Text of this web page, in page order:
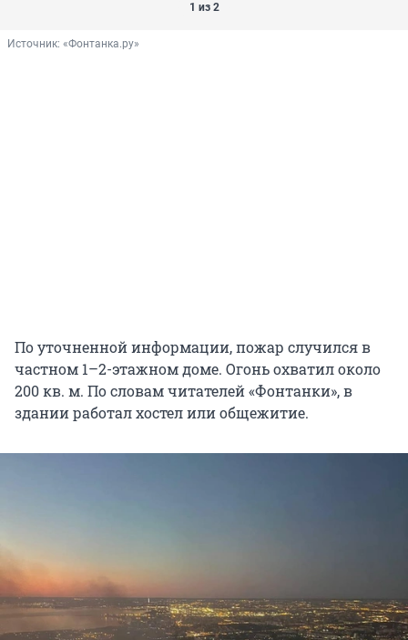
1 из 2
Источник: «Фонтанка.ру»
По уточненной информации, пожар случился в
частном 1–2-этажном доме. Огонь охватил около
200 кв. м. По словам читателей «Фонтанки», в
здании работал хостел или общежитие.